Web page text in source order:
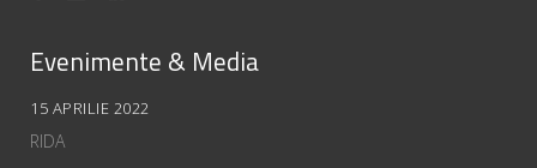
Evenimente & Media
15 APRILIE 2022
RIDA